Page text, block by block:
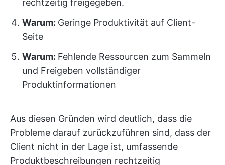
rechtzeitig freigegeben.
Warum: Geringe Produktivität auf Client-
Seite
Warum: Fehlende Ressourcen zum Sammeln
und Freigeben vollständiger
Produktinformationen
Aus diesen Gründen wird deutlich, dass die
Probleme darauf zurückzuführen sind, dass der
Client nicht in der Lage ist, umfassende
Produktbeschreibungen rechtzeitig